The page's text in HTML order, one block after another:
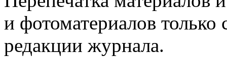
и фотоматериалов
редакции журнала.